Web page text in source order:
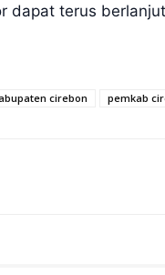
dapat terus
cirebon pemkab